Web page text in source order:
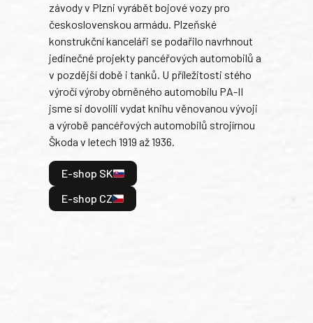
závody v Plzni vyrábět bojové vozy pro
československou armádu. Plzeňské
konstrukční kanceláři se podařilo navrhnout
jedinečné projekty pancéřových automobilů a
v pozdější době i tanků. U příležitosti stého
výročí výroby obrněného automobilu PA-II
jsme si dovolili vydat knihu věnovanou vývoji
a výrobě pancéřových automobilů strojírnou
Škoda v letech 1919 až 1936.
E-shop SK
E-shop CZ